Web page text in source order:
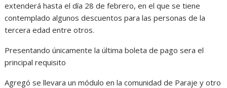
extenderá hasta el día 28 de febrero, en el que se tiene
contemplado algunos descuentos para las personas de la
tercera edad entre otros.
Presentando únicamente la última boleta de pago sera el
principal requisito
Agregó se llevara un módulo en la comunidad de Paraje y otro